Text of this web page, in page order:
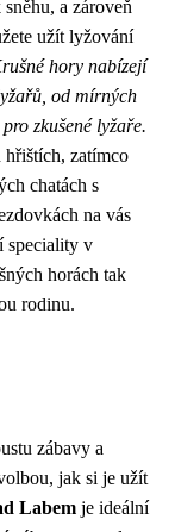
a zároveň
užít lyžování
hory nabízejí
od mírných
zkušené lyžaře.
hřištích, zatímco
chatách s
na vás
speciality v
horách tak
rodinu.
zábavy a
jak si je užít
Labem je ideální